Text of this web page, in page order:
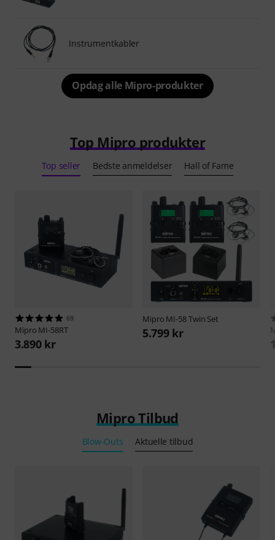
Instrumentkabler
Opdag alle Mipro-produkter
Top Mipro produkter
Top seller Bedste anmeldelser Hall of Fame
69
Mipro MI-58RT
3.890 kr
Mipro MI-58 Twin Set
5.799 kr
Mipro Tilbud
Blow-Outs Aktuelle tilbud